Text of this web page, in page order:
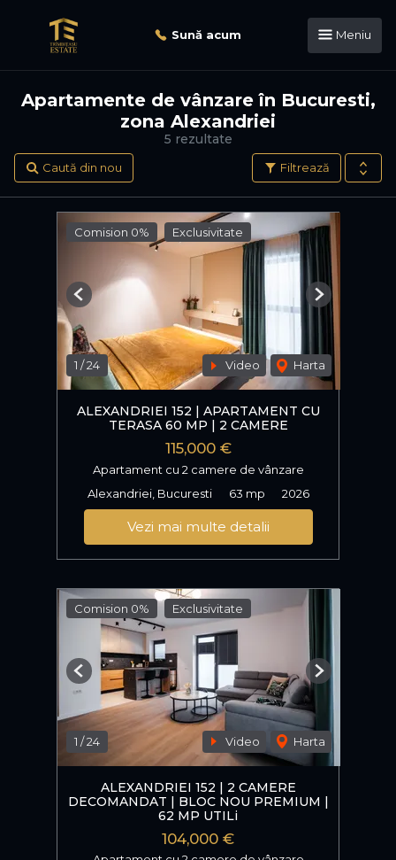
Sună acum Meniu
5 rezultate
Apartamente de vânzare în Bucuresti,
zona Alexandriei
Filtrează
Caută din nou
Comision 0% Exclusivitate
1 /24 Video Harta
Previous Next
ALEXANDRIEI 152 | APARTAMENT CU
TERASA 60 MP | 2 CAMERE
115,000 €
Apartament cu 2 camere de vânzare
Alexandriei, Bucuresti
63 mp 2026
Vezi mai multe detalii
Comision 0% Exclusivitate
1 /24 Video Harta
Previous Next
ALEXANDRIEI 152 | 2 CAMERE
DECOMANDAT | BLOC NOU PREMIUM |
62 MP UTILi
104,000 €